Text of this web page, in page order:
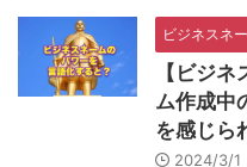
ビジネスネ
【ビジ
ム作成中
を感じら
2024/3/1